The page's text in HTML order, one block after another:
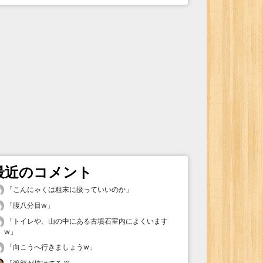
近のコメント
「こんにゃくは粗末に扱っていいのか 」
「腹八分目w 」
「 トイレや、山の中にある古墳石室内によくいます
w 」
「向こうへ行きましょうw 」